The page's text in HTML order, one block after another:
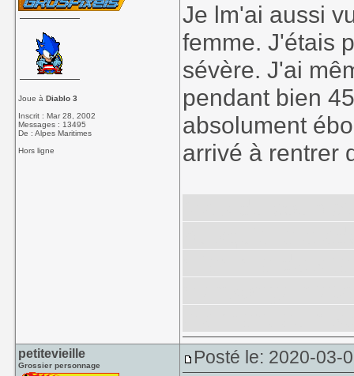
Joue àDiablo 3
Inscrit : Mar 28, 2002
Messages : 13495
De : Alpes Maritimes
Hors ligne
Je lm'ai aussi
femme. J'étais
sévère. J'ai
pendant bien
absolument
arrivé à rentrer
petitevieille
Grossier personnage Posté le: 2020-03-